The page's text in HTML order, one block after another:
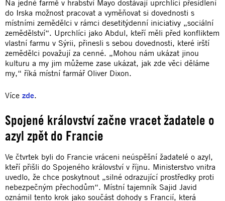
Na jedné farmě v hrabství Mayo dostávají uprchlíci přesídlení
do Irska možnost pracovat a vyměňovat si dovednosti s
místními zemědělci v rámci desetitýdenní iniciativy „sociální
zemědělství“. Uprchlíci jako Abdul, kteří měli před konfliktem
vlastní farmu v Sýrii, přinesli s sebou dovednosti, které irští
zemědělci považují za cenné. „Mohou nám ukázat jinou
kulturu a my jim můžeme zase ukázat, jak zde věci děláme
my,“ říká místní farmář Oliver Dixon.
Více zde.
Spojené království začne vracet žadatele o
azyl zpět do Francie
Ve čtvrtek byli do Francie vráceni neúspěšní žadatelé o azyl,
kteří přišli do Spojeného království v říjnu. Ministerstvo vnitra
uvedlo, že chce poskytnout „silné odrazující prostředky proti
nebezpečným přechodům“. Místní tajemník Sajid Javid
oznámil tento krok jako součást dohody s Francií, která